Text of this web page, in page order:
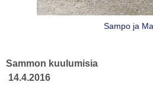
Sampo ja
Sammon
14.4.2016